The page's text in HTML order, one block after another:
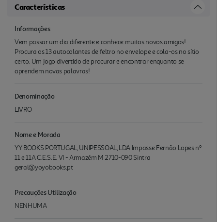
Características
Informações
Vem passar um dia diferente e conhece muitos novos amigos!
Procura os 13 autocolantes de feltro no envelope e cola-os no sítio
certo. Um jogo divertido de procurar e encontrar enquanto se
aprendem novas palavras!
Denominação
LIVRO
Nome e Morada
YY BOOKS PORTUGAL, UNIPESSOAL, LDA Impasse Fernão Lopes nº
11 e 11A C.E.S.E. VI - Armazém M 2710-090 Sintra
geral@yoyobooks.pt
Precauções Utilização
NENHUMA